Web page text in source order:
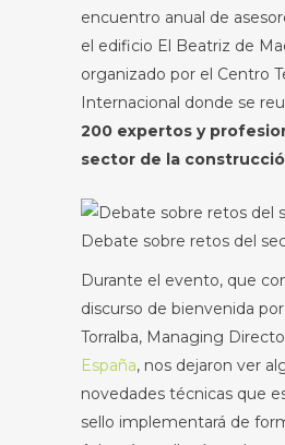
encuentro anual de
el edificio El Beatriz de
organizado por el Centro
Internacional donde se
200 expertos y
sector de la
Debate sobre retos del
Durante el evento, que
discurso de bienvenida
Torralba, Managing
España, nos dejaron ver
novedades técnicas que
sello implementará de